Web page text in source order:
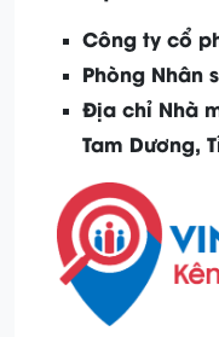
Công ty cổ
Phòng Nhân
Địa chỉ Nhà
Tam Dương,